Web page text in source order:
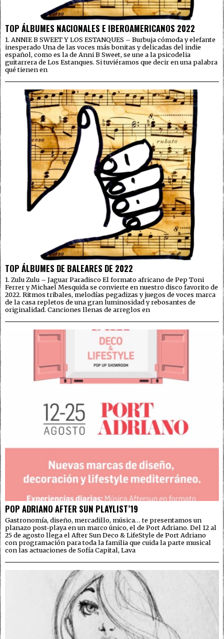
TOP ÁLBUMES NACIONALES E IBEROAMERICANOS 2022
1. ANNIE B SWEET Y LOS ESTANQUES – Burbuja cómoda y elefante
inesperado Una de las voces más bonitas y delicadas del indie
español, como es la de Anni B Sweet, se une a la psicodelia
guitarrera de Los Estanques. Si tuviéramos que decir en una palabra
qué tienen en
TOP ÁLBUMES DE BALEARES DE 2022
1. Zulu Zulu – Jaguar Paradisco El formato africano de Pep Toni
Ferrer y Michael Mesquida se convierte en nuestro disco favorito de
2022. Ritmos tribales, melodías pegadizas y juegos de voces marca
de la casa repletos de una gran luminosidad y rebosantes de
originalidad. Canciones llenas de arreglos en
POP ADRIANO AFTER SUN PLAYLIST’19
Gastronomía, diseño, mercadillo, música… te presentamos un
planazo post-playa en un marco único, el de Port Adriano. Del 12 al
25 de agosto llega el After Sun Deco & LifeStyle de Port Adriano
con programación para toda la familia que cuida la parte musical
con las actuaciones de Sofía Capital, Lava